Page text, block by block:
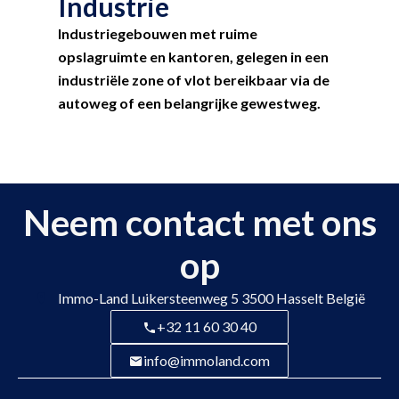
Industriegebouwen met ruime
opslagruimte en kantoren, gelegen in een
industriële zone of vlot bereikbaar via de
autoweg of een belangrijke gewestweg.
Neem contact met ons
op
Immo-LandLuikersteenweg 5 3500Hasselt België
+32 11 60 30 40
info@immoland.com